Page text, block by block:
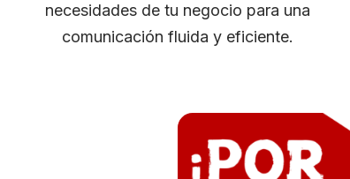
necesidades de tu negocio para una
comunicación fluida y eficiente.